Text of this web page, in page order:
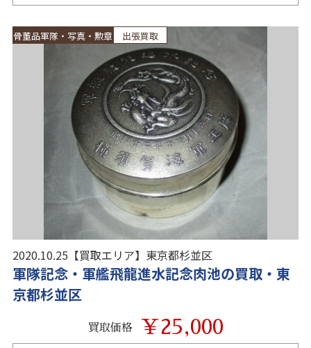
骨董品軍隊・写真・勲章 出張買取
2020.10.25 【買取エリア】 東京都杉並区
軍隊記念・軍艦飛龍進水記念肉池の買取・東
京都杉並区
買取価格 ￥25,000